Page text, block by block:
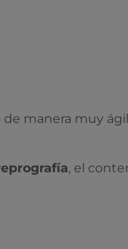
manera muy
, el